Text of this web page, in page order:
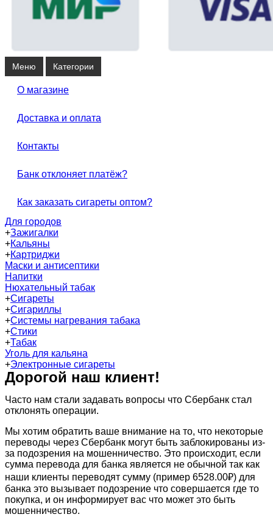
Меню Категории
О магазине
Доставка и оплата
Контакты
Банк отклоняет платёж?
Как заказать сигареты оптом?
Для городов
+Зажигалки
+Кальяны
+Картриджи
Маски и антисептики
Напитки
Нюхательный табак
+Сигареты
+Сигариллы
+Системы нагревания табака
+Стики
+Табак
Уголь для кальяна
+Электронные сигареты
Дорогой наш клиент!
Часто нам стали задавать вопросы что Сбербанк стал
отклонять операции.
Мы хотим обратить ваше внимание на то, что некоторые
переводы через Сбербанк могут быть заблокированы из-
за подозрения на мошенничество. Это происходит, если
сумма перевода для банка является не обычной так как
наши клиенты переводят сумму (пример 6528.00₽) для
банка это вызывает подозрение что совершается где то
покупка, и он информирует вас что может это быть
мошенничество.